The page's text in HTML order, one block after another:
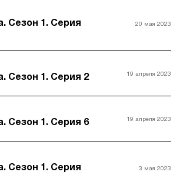
Сезон 1. Серия
20 мая 2023
Сезон 1. Серия 2 19 апреля 2023
Сезон 1. Серия 6 19 апреля 2023
Сезон 1. Серия
3 мая 2023